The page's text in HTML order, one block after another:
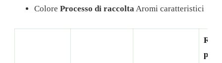
Colore Processo di raccoltaAromi caratteristici